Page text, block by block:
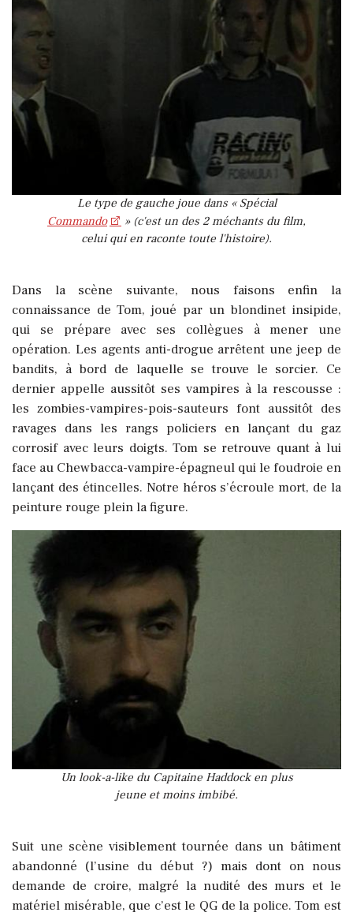
Le type de gauche joue dans « Spécial
Commando
» (c'est un des 2 méchants du film,
celui qui en raconte toute l'histoire).
Dans la scène suivante, nous faisons enfin la
connaissance de Tom, joué par un blondinet insipide,
qui se prépare avec ses collègues à mener une
opération. Les agents anti-drogue arrêtent une jeep de
bandits, à bord de laquelle se trouve le sorcier. Ce
dernier appelle aussitôt ses vampires à la rescousse :
les zombies-vampires-pois-sauteurs font aussitôt des
ravages dans les rangs policiers en lançant du gaz
corrosif avec leurs doigts. Tom se retrouve quant à lui
face au Chewbacca-vampire-épagneul qui le foudroie en
lançant des étincelles. Notre héros s’écroule mort, de la
peinture rouge plein la figure.
Un look-a-like du Capitaine Haddock en plus
jeune et moins imbibé.
Suit une scène visiblement tournée dans un bâtiment
abandonné (l’usine du début ?) mais dont on nous
demande de croire, malgré la nudité des murs et le
matériel misérable, que c’est le QG de la police. Tom est